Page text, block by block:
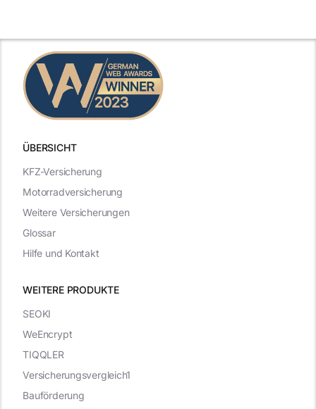
ÜBERSICHT
WEITERE PRODUKTE
KFZ-Versicherung
Motorradversicherung
Weitere Versicherungen
Glossar
Hilfe und Kontakt
SEOKI
WeEncrypt
TIQQLER
Versicherungsvergleich1
Bauförderung